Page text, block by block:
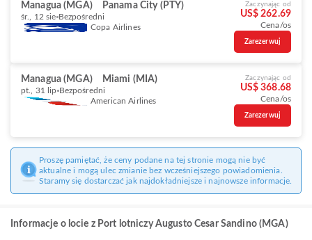
Managua (MGA) Panama City (PTY)
śr., 12 sie Bezpośredni
Copa Airlines
Zaczynając od
US$ 262.69
Cena/os
Zarezerwuj
Managua (MGA) Miami (MIA)
pt., 31 lip Bezpośredni
American Airlines
Zaczynając od
US$ 368.68
Cena/os
Zarezerwuj
Proszę pamiętać, że ceny podane na tej stronie mogą nie być
aktualne i mogą ulec zmianie bez wcześniejszego powiadomienia.
Staramy się dostarczać jak najdokładniejsze i najnowsze informacje.
Informacje o locie z Port lotniczy Augusto Cesar Sandino (MGA)